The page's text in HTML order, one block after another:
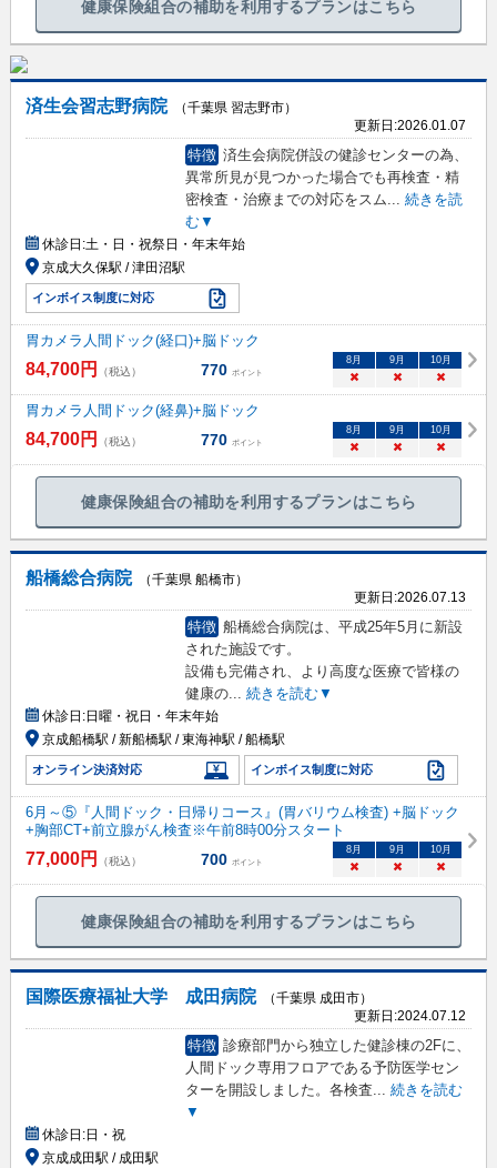
健康保険組合の補助を利用するプランはこちら
済生会習志野病院
（千葉県 習志野市）
更新日:2026.01.07
特徴 済生会病院併設の健診センターの為、
異常所見が見つかった場合でも再検査・精
密検査・治療までの対応をスム
続きを読
む▼
休診日:土・日・祝祭日・年末年始
京成大久保駅 / 津田沼駅
インボイス制度に対応
胃カメラ人間ドック(経口)+脳ドック
84,700円 （税込） 770 ポイント
8 月 9 月 10月
× × ×
胃カメラ人間ドック(経鼻)+脳ドック
84,700円 （税込） 770 ポイント
8 月 9 月 10月
× × ×
健康保険組合の補助を利用するプランはこちら
船橋総合病院
（千葉県 船橋市）
更新日:2026.07.13
特徴 船橋総合病院は、平成25年5月に新設
された施設です。
設備も完備され、より高度な医療で皆様の
健康の... 続きを読む▼
休診日:日曜・祝日・年末年始
京成船橋駅 / 新船橋駅 / 東海神駅 / 船橋駅
オンライン決済対応 インボイス制度に対応
6月～⑤『人間ドック・日帰りコース』(胃バリウム検査) +脳ドック
+胸部CT+前立腺がん検査※午前8時00分スタート
77,000円 （税込） 700 ポイント
8 月 9 月 10月
× × ×
健康保険組合の補助を利用するプランはこちら
国際医療福祉大学 成田病院
（千葉県 成田市）
更新日:2024.07.12
特徴 診療部門から独立した健診棟の2Fに、
人間ドック専用フロアである予防医学セン
ターを開設しました。各検査... 続きを読む
▼
休診日:日・祝
京成成田駅 / 成田駅